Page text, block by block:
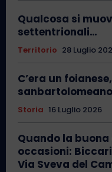
Qualcosa si
settentrionali…
Territorio 28 Luglio
C’era un
Storia 16 Luglio 2026
Quando la
occasioni:
Via Sveva del